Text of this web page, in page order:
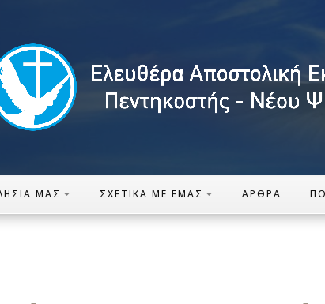
ΜΑΣ ΣΧΕΤΙΚΆ ΜΕ ΕΜΆΣ ΆΡΘΡΑ